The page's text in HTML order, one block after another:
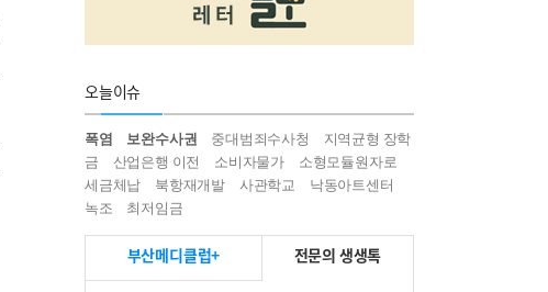
오늘이슈
폭염 보완수사권 중대범죄수사청
지역균형 장학
금
산업은행 이전 소비자물가
소형모듈원자로
세금체납
북항재개발 사관학교
낙동아트센터
녹조
최저임금
부산메디클럽+ 전문의 생생톡